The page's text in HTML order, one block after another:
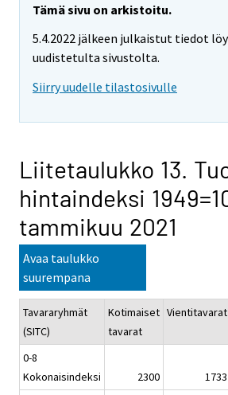
Tämä sivu on arkistoitu.
5.4.2022 jälkeen julkaistut tiedot
uudistetulta sivustolta.
Siirry uudelle tilastosivulle
Liitetaulukko 13.
hintaindeksi
tammikuu 2021
Avaa taulukko
suurempana
Tavararyhmät
(SITC)
Kotimaiset
tavarat
Vientitavarat
0-8
Kokonaisindeksi
2300 1733